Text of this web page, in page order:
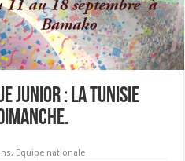
junior : la Tunisie
, Equipe nationale